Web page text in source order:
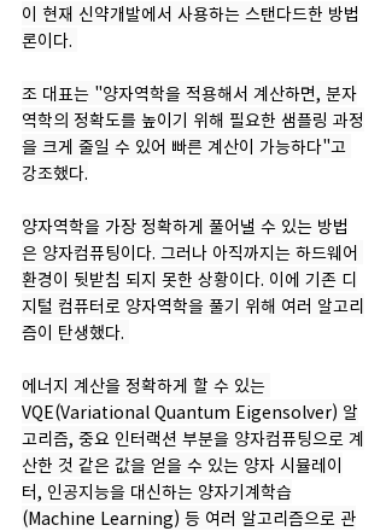
이 현재 신약개발에서 사용하는 스탠다드한 방법
론이다.
조 대표는 "양자역학을 적용해서 계산하면, 분자
역학의 정확도를 높이기 위해 필요한 샘플링 과정
을 크게 줄일 수 있어 빠른 계산이 가능하다"고
강조했다.
양자역학을 가장 정확하게 풀어낼 수 있는 방법
은 양자컴퓨팅이다. 그러나 아직까지는 하드웨어
환경이 뒷받침 되지 못한 상황이다. 이에 기존 디
지털 컴퓨터로 양자역학을 풀기 위해 여러 알고리
즘이 탄생했다.
에너지 계산을 정확하게 할 수 있는
VQE(Variational Quantum Eigensolver) 알
고리즘, 중요 인터랙션 부분을 양자컴퓨팅으로 계
산한 것 같은 값을 얻을 수 있는 양자 시뮬레이
터, 인공지능을 대신하는 양자기계학습
(Machine Learning) 등 여러 알고리즘으로 관